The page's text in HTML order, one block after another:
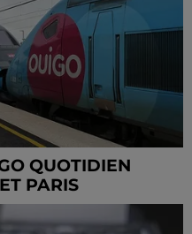
QUOTIDIEN
PARIS